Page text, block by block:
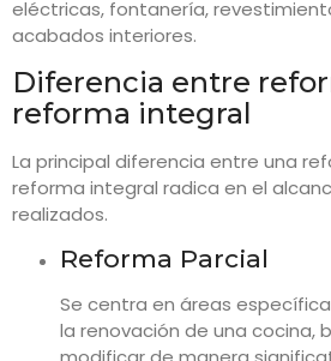
eléctricas, fontanería,
acabados interiores.
Diferencia entre
reforma integral
La principal diferencia entre una
reforma integral radica en el
realizados.
Reforma Parcial
Se centra en áreas
la renovación de una cocina,